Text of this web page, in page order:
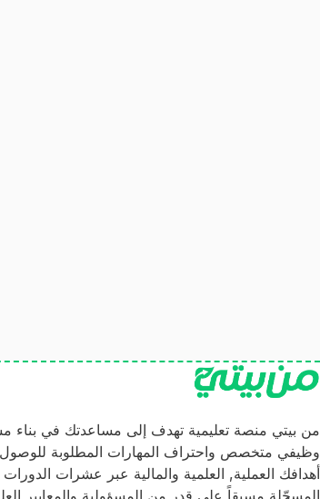
من بيتي منصة تعليمية تهدف إلى مساعدتك في بناء
وظيفي متخصص واحتراف المهارات المطلوبة
أهدافك العملية, العلمية والمالية عبر عشرات الدورات